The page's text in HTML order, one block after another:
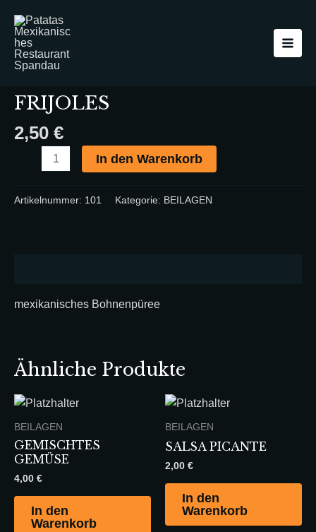
Inhalt
springen
Startseite/BEILAGEN
BEILAGEN
FRIJOLES
2,50 €
Menge
In den Warenkorb
Artikelnummer: 101 Kategorie: BEILAGEN
mexikanisches Bohnenpüree
Ähnliche Produkte
BEILAGEN
GEMISCHTES
GEMÜSE
4,00 €
In den
Warenkorb
BEILAGEN
SALSA PICANTE
2,00 €
In den
Warenkorb